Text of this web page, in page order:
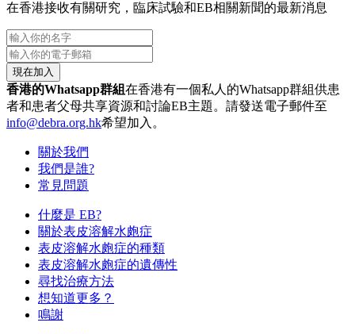
在香港接收有關研究，臨床試驗和EB相關新聞的最新消息
現在加入
香港的Whatsapp群組在香港有一個私人的Whatsapp群組供患
者和患者父母共享資源和討論EB主題。請發送電子郵件至
info@debra.org.hk希望加入。
關於我們
我們是誰?
常見問題
什麼是 EB?
關於表皮溶解水皰症
表皮溶解水皰症的種類
表皮溶解水皰症的遺傳性
尋找治療方法
想知道更多？
鳴謝